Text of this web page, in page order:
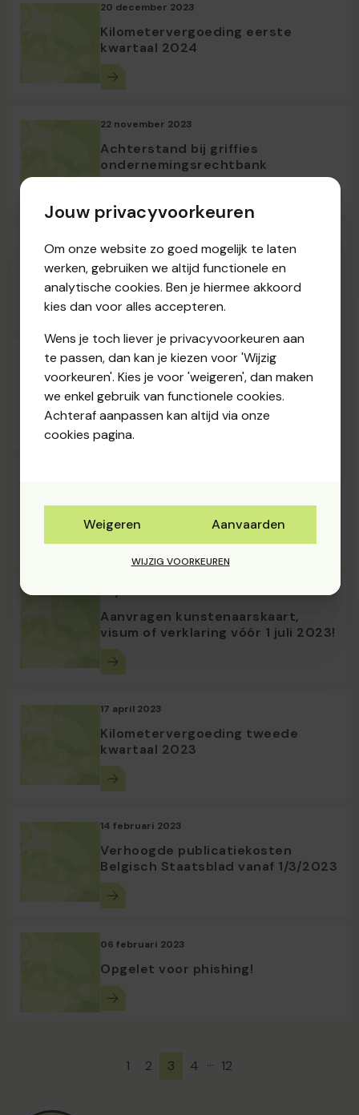
20 december 2023
Kilometervergoeding eerste
kwartaal 2024
22 november 2023
Achterstand bij griffies
ondernemingsrechtbank
Neerlegging ter griffie: nieuwe
richtlijnen in omzendbrief
11 oktober 2023
Kilometervergoeding vierde
kwartaal 2023
Aanvragen kunstenaarskaart,
visum of verklaring vóór 1 juli 2023!
17 april 2023
Kilometervergoeding tweede
kwartaal 2023
14 februari 2023
Verhoogde publicatiekosten
Belgisch Staatsblad vanaf 1/3/2023
06 februari 2023
Opgelet voor phishing!
1 2 3 4 … 12
Jouw privacyvoorkeuren
Om onze website zo goed mogelijk te laten
werken, gebruiken we altijd functionele en
analytische cookies. Ben je hiermee akkoord
kies dan voor alles accepteren.
Wens je toch liever je privacyvoorkeuren aan
te passen, dan kan je kiezen voor 'Wijzig
voorkeuren'. Kies je voor 'weigeren', dan maken
we enkel gebruik van functionele cookies.
Achteraf aanpassen kan altijd via onze
cookies pagina.
Weigeren Aanvaarden
WIJZIG VOORKEUREN